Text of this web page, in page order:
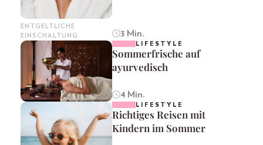
ENTGELTLICHE
EINSCHALTUNG
3 Min.
LIFESTYLE
Sommerfrische auf
ayurvedisch
4 Min.
LIFESTYLE
Richtiges Reisen mit
Kindern im Sommer